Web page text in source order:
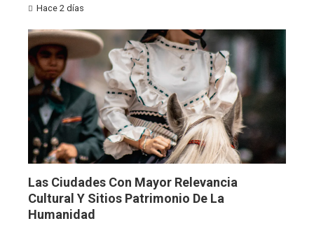
Hace 2 días
Las Ciudades Con Mayor Relevancia
Cultural Y Sitios Patrimonio De La
Humanidad